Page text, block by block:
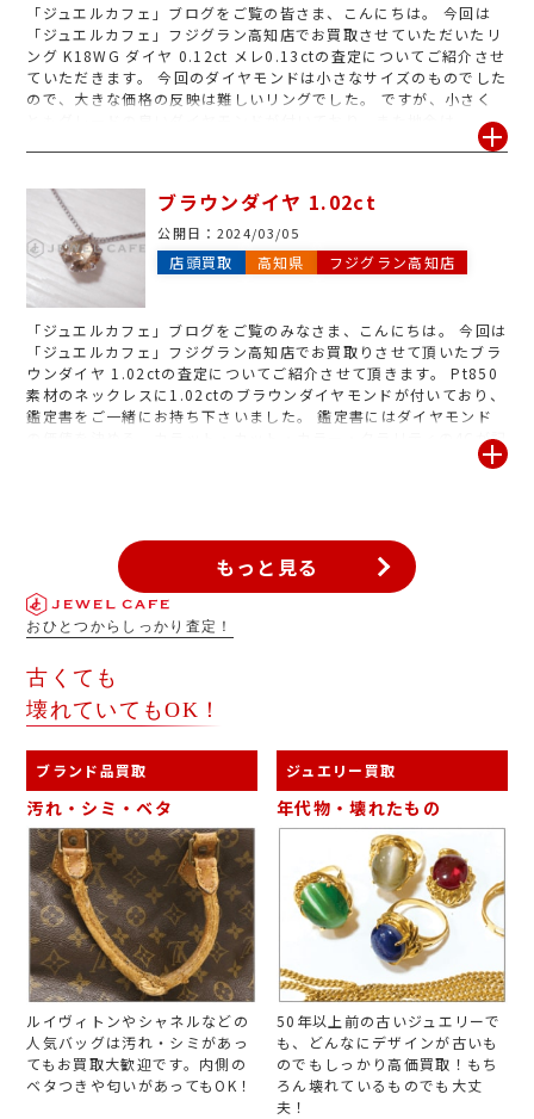
「ジュエルカフェ」ブログをご覧の皆さま、こんにちは。 今回は
「ジュエルカフェ」フジグラン高知店でお買取させていただいたリ
ング K18WG ダイヤ 0.12ct メレ0.13ctの査定についてご紹介させ
ていただきます。 今回のダイヤモンドは小さなサイズのものでした
ので、大きな価格の反映は難しいリングでした。 ですが、小さく
K18WGでした。 金相場高騰中かつデザイン性の評価をアップし、
す。 ダイヤモンドに限らず、エメラルド、ルビー、サファイア、血
赤珊瑚、タンザナイト、翡翠など、さまざまな宝石ジュエリーをお
買取りしております。 お気軽に店頭の無料査定へお持ち下さいま
せ。
ブラウンダイヤ 1.02ct
公開日： 2024/03/05
店頭買取 高知県 フジグラン高知店
「ジュエルカフェ」ブログをご覧のみなさま、こんにちは。 今回は
「ジュエルカフェ」フジグラン高知店でお買取りさせて頂いたブラ
ウンダイヤ 1.02ctの査定についてご紹介させて頂きます。 Pt850
素材のネックレスに1.02ctのブラウンダイヤモンドが付いており、
鑑定書をご一緒にお持ち下さいました。 鑑定書にはダイヤモンド
の価値を決める、カラット・カット・カラー・クラリティの4Cが記
載されております。 鑑定書をお持ち頂くと査定額UPに繋がりお得
もっと見る
おひとつからしっかり査定！
古くても
壊れていてもOK！
ブランド品買取
汚れ・シミ・ベタ
ルイヴィトンやシャネルなどの
人気バッグは汚れ・シミがあっ
てもお買取大歓迎です。内側の
ベタつきや匂いがあってもOK！
ジュエリー買取
年代物・壊れたもの
50年以上前の古いジュエリーで
も、どんなにデザインが古いも
のでもしっかり高価買取！もち
ろん壊れているものでも大丈
夫！